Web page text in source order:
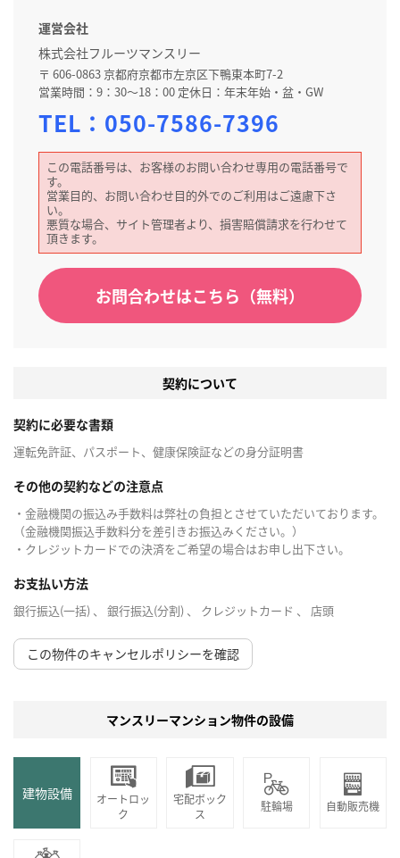
運営会社
株式会社フルーツマンスリー
〒 606-0863 京都府京都市左京区下鴨東本町7-2
営業時間：9：30～18：00 定休日：年末年始・盆・GW
TEL： 050-7586-7396
この電話番号は、お客様のお問い合わせ専用の電話番号で
す。
営業目的、お問い合わせ目的外でのご利用はご遠慮下さ
い。
悪質な場合、サイト管理者より、損害賠償請求を行わせて
頂きます。
お問合わせはこちら（無料）
契約について
契約に必要な書類
運転免許証、パスポート、健康保険証などの身分証明書
その他の契約などの注意点
・金融機関の振込み手数料は弊社の負担とさせていただいております。
（金融機関振込手数料分を差引きお振込みください。）
・クレジットカードでの決済をご希望の場合はお申し出下さい。
お支払い方法
銀行振込(一括) 、 銀行振込(分割) 、 クレジットカード 、 店頭
この物件のキャンセルポリシーを確認
マンスリーマンション物件の設備
建物設備
オートロッ
ク
宅配ボック
ス
駐輪場 自動販売機